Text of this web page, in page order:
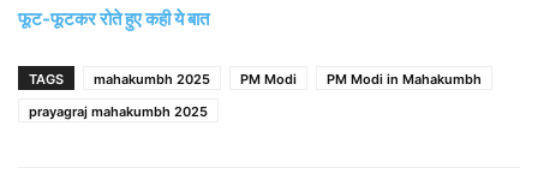
फूट-फूटकर रोते हुए कही ये बात
TAGS mahakumbh 2025 PM Modi
PM Modi in Mahakumbh
prayagraj mahakumbh 2025